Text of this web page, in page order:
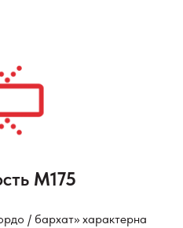
М175
/ бархат» характерна